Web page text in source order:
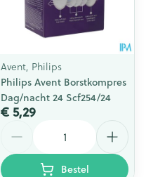
Avent, Philips
Philips Avent Borstkompres
Dag/nacht 24 Scf254/24
€ 5,29
Bestel